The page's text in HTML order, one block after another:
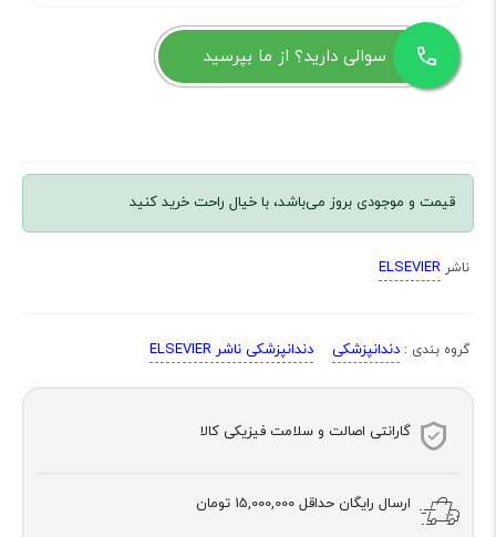
سوالی دارید؟ از ما بپرسید
قیمت و موجودی بروز می‌باشد، با خیال راحت خرید کنید
ناشر ELSEVIER
گروه بندی : دندانپزشکی دندانپزشکی ناشر ELSEVIER
گارانتی اصالت و سلامت فیزیکی کالا
ارسال رایگان حداقل 15,000,000 تومان